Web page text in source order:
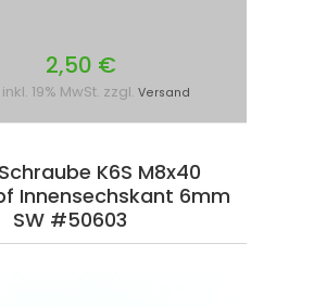
2,50 €
19% MwSt. zzgl. Versand
K6S M8x40
Innensechskant 6mm
SW #50603